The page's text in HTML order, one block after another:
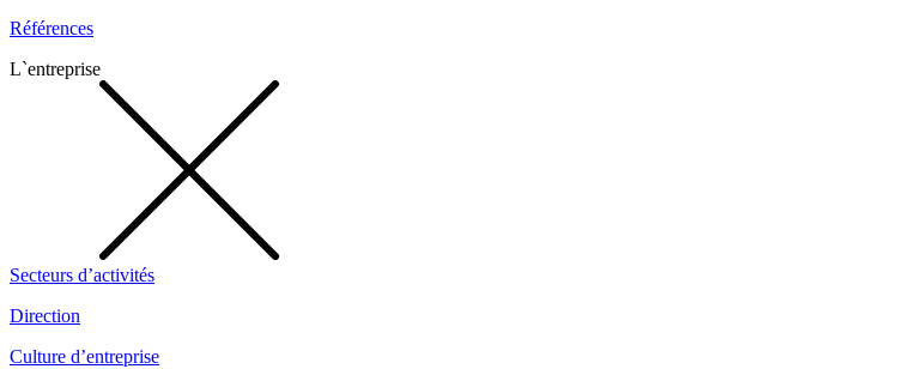
Références
L`entreprise
Secteurs d’activités
Direction
Culture d’entreprise